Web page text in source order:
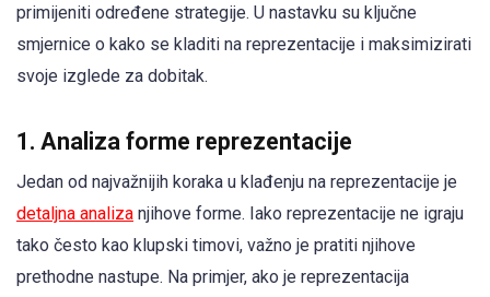
primijeniti određene strategije. U nastavku su ključne
smjernice o kako se kladiti na reprezentacije i maksimizirati
svoje izglede za dobitak.
1. Analiza forme reprezentacije
Jedan od najvažnijih koraka u klađenju na reprezentacije je
detaljna analiza njihove forme. Iako reprezentacije ne igraju
tako često kao klupski timovi, važno je pratiti njihove
prethodne nastupe. Na primjer, ako je reprezentacija